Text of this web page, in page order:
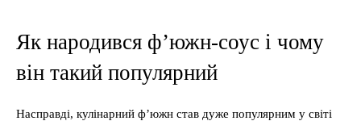
Як народився ф’южн-соус і чому
він такий популярний
Насправді, кулінарний ф’южн став дуже популярним у світі